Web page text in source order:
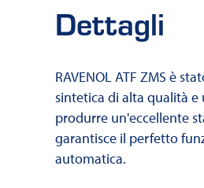
Dettagli
RAVENOL ATF ZMS è
sintetica di alta qualità e
produrre un'eccellente
garantisce il perfetto
automatica.